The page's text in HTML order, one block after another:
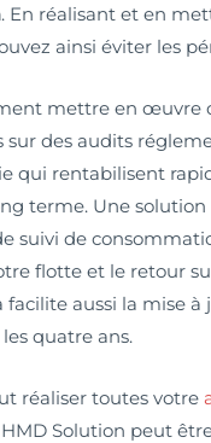
. En réalisant et en
ainsi éviter les
mettre en œuvre
sur des audits
qui rentabilisent
terme. Une
suivi de
flotte et le retour
facilite aussi la mise
quatre ans.
réaliser toutes votre
Solution peut